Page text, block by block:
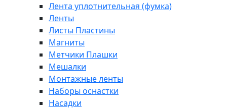
Лента уплотнительная (фумка)
Ленты
Листы Пластины
Магниты
Метчики Плашки
Мешалки
Монтажные ленты
Наборы оснастки
Насадки